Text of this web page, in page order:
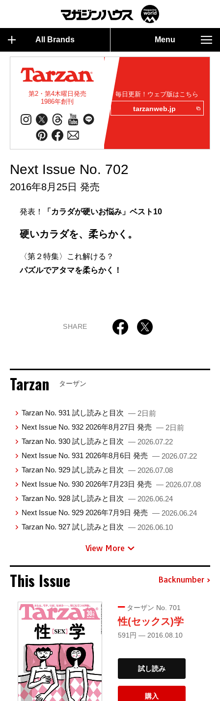
All Brands Menu
第2・第4木曜日発売
1986年創刊
毎日更新！ウェブ版はこちら
tarzanweb.jp
Next Issue No. 702
2016年8月25日 発売
発表！ 「カラダが硬いお悩み」ベスト10
硬いカラダを、柔らかく。
〈第２特集〉これ解ける？
パズルでアタマを柔らかく！
SHARE
Tarzan ターザン
Tarzan No. 931 試し読みと目次 — 2日前
Next Issue No. 932 2026年8月27日 発売 — 2日前
Tarzan No. 930 試し読みと目次 — 2026.07.22
Next Issue No. 931 2026年8月6日 発売 — 2026.07.22
Tarzan No. 929 試し読みと目次 — 2026.07.08
Next Issue No. 930 2026年7月23日 発売 — 2026.07.08
Tarzan No. 928 試し読みと目次 — 2026.06.24
Next Issue No. 929 2026年7月9日 発売 — 2026.06.24
Tarzan No. 927 試し読みと目次 — 2026.06.10
View More
This Issue Backnumber
ターザン No. 701
性(セックス)学
591円 — 2016.08.10
試し読み
購入